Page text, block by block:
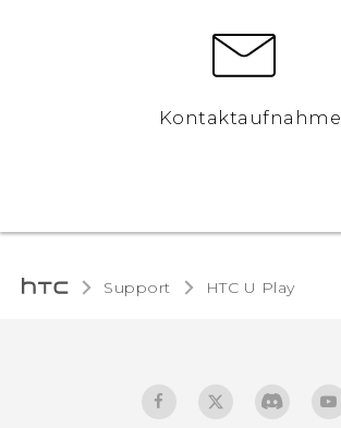
Kontaktaufnahme
Support HTC U Play‎